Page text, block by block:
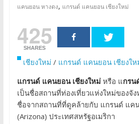
แคนยอน หางดง, แกรนด์ แคนยอน เชียงใหม่
425
SHARES
เชียงใหม่ / แกรนด์ แคนยอน เชียงให
แกรนด์ แคนยอน เชียงใหม่หรือ แกรน
เป็นชื่อสถานที่ท่องเที่ยวแห่งใหม่ของจั
ชื่อจากสถานที่ที่ดูคล้ายกับ แกรนด์ แค
(Arizona) ประเทศสหรัฐอเมริกา